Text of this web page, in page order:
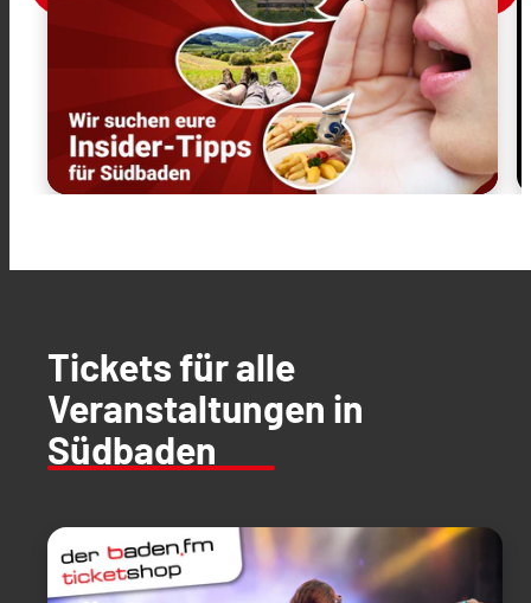
Tickets für alle
Veranstaltungen in
Südbaden